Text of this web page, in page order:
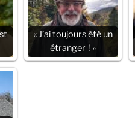
« J’ai toujours été un
étranger ! »